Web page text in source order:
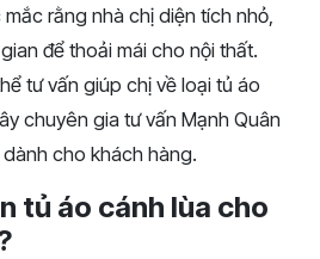
rằng nhà chị diện tích nhỏ,
để thoải mái cho nội thất.
tư vấn giúp chị về loại tủ áo
chuyên gia tư vấn Mạnh Quân
cho khách hàng.
tủ áo cánh lùa cho